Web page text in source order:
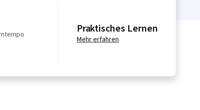
Praktisches Lernen
Mehr erfahren